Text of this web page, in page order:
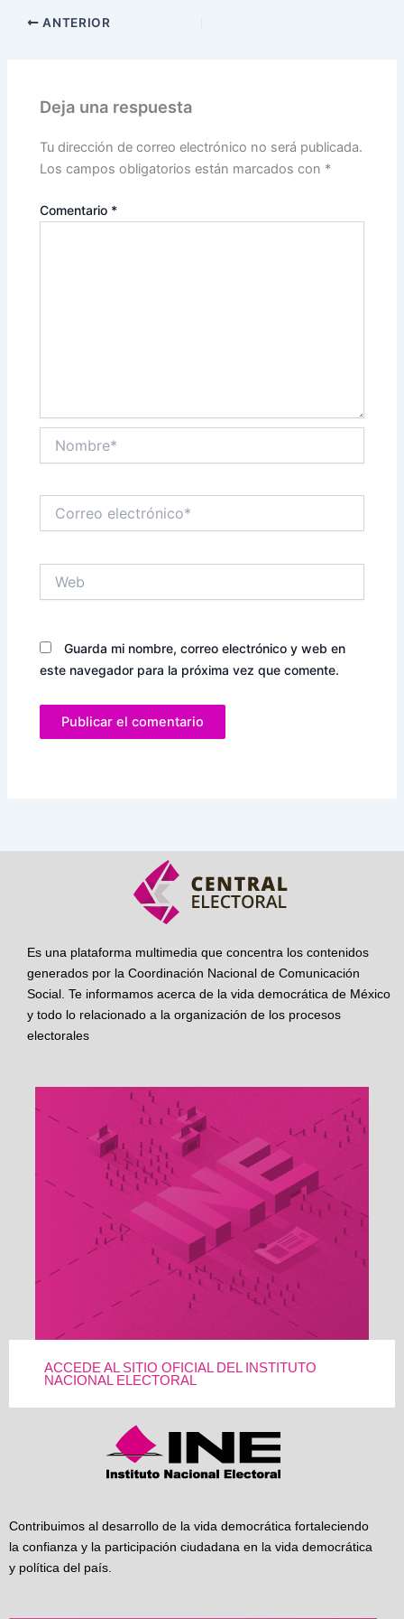
ANTERIOR
Deja una respuesta
Tu dirección de correo electrónico no será publicada.
Los campos obligatorios están marcados con *
Comentario *
electrónico*
Guarda mi nombre, correo electrónico y web en
este navegador para la próxima vez que comente.
Es una plataforma multimedia que concentra los contenidos
generados por la Coordinación Nacional de Comunicación
Social. Te informamos acerca de la vida democrática de México
y todo lo relacionado a la organización de los procesos
electorales
ACCEDE AL SITIO OFICIAL DEL INSTITUTO
NACIONAL ELECTORAL
Contribuimos al desarrollo de la vida democrática fortaleciendo
la confianza y la participación ciudadana en la vida democrática
y política del país.